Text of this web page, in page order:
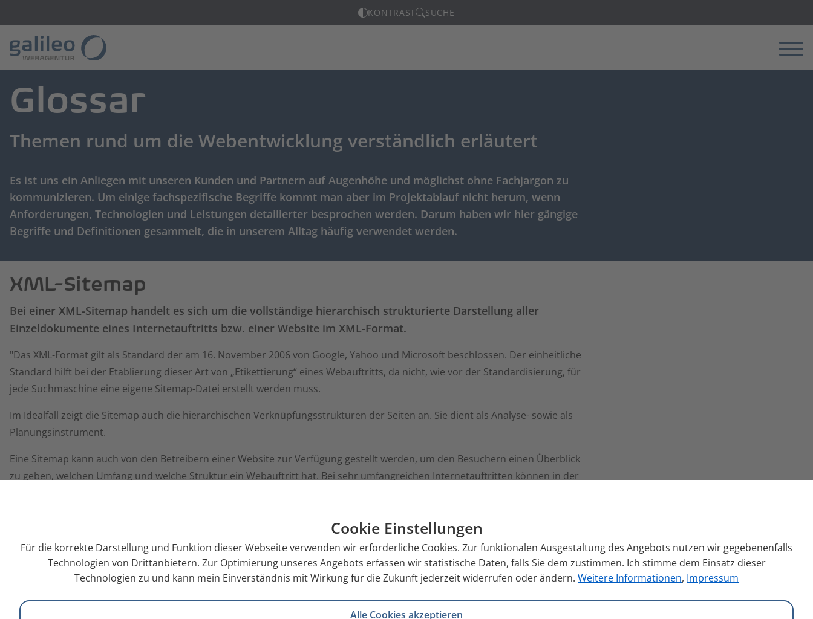
KONTRAST SUCHE
Glossar
Themen rund um die Webentwicklung verständlich erläutert
Es ist uns ein Anliegen mit unseren Kunden und Partnern auf Augenhöhe und möglichst ohne Fachjargon zu
kommunizieren. Um einige fachspezifische Begriffe kommt man aber im Projektablauf nicht herum, wenn
Anforderungen, Technologien und Leistungen detailierter besprochen werden. Darum haben wir hier gängige
Begriffe und Definitionen gesammelt, die in unserem Alltag häufig verwendet werden.
XML-Sitemap
Bei einer XML-Sitemap handelt es sich um die vollständige hierarchisch strukturierte Darstellung aller
Einzeldokumente eines Internetauftritts bzw. einer Website im XML-Format.
"Das XML-Format gilt als Standard der am 16. November 2006 von Google, Yahoo und Microsoft beschlossen. Der einheitliche
Standard hilft bei der Etablierung dieser Art von „Etikettierung“ eines Webauftritts, da nicht, wie vor der Standardisierung, für
jede Suchmaschine eine eigene Sitemap-Datei erstellt werden muss.
Im Idealfall zeigt die Sitemap auch die hierarchischen Verknüpfungsstrukturen der Seiten an. Sie dient als Analyse- sowie als
Planungsinstrument.
Eine Sitemap kann auch von den Betreibern einer Website zur Verfügung gestellt werden, um den Besuchern einen Überblick
zu geben, welchen Umfang und welche Struktur ein Webauftritt hat. Bei sehr umfangreichen Internetauftritten können in der
Sitemaps haben eine wesentliche Funktion für die Suchmaschinenoptimierung."
­­– Quelle: Wikipedia [01.09.2021]
Zurück
Cookie Einstellungen
Für die korrekte Darstellung und Funktion dieser Webseite verwenden wir erforderliche Cookies. Zur funktionalen Ausgestaltung des Angebots nutzen wir gegebenenfalls
Technologien von Drittanbietern. Zur Optimierung unseres Angebots erfassen wir statistische Daten, falls Sie dem zustimmen. Ich stimme dem Einsatz dieser
Technologien zu und kann mein Einverständnis mit Wirkung für die Zukunft jederzeit widerrufen oder ändern. Weitere Informationen, Impressum
Alle Cookies akzeptieren